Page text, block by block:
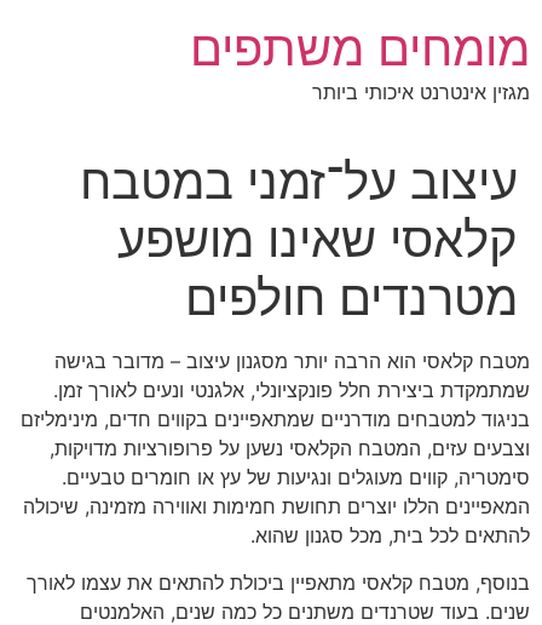
לתוכן
מומחים משתפים
מגזין אינטרנט איכותי ביותר
עיצוב על־זמני במטבח
קלאסי שאינו מושפע
מטרנדים חולפים
מטבח קלאסי הוא הרבה יותר מסגנון עיצוב – מדובר בגישה
שמתמקדת ביצירת חלל פונקציונלי, אלגנטי ונעים לאורך זמן.
בניגוד למטבחים מודרניים שמתאפיינים בקווים חדים, מינימליזם
וצבעים עזים, המטבח הקלאסי נשען על פרופורציות מדויקות,
סימטריה, קווים מעוגלים ונגיעות של עץ או חומרים טבעיים.
המאפיינים הללו יוצרים תחושת חמימות ואווירה מזמינה, שיכולה
להתאים לכל בית, מכל סגנון שהוא.
בנוסף, מטבח קלאסי מתאפיין ביכולת להתאים את עצמו לאורך
שנים. בעוד שטרנדים משתנים כל כמה שנים, האלמנטים